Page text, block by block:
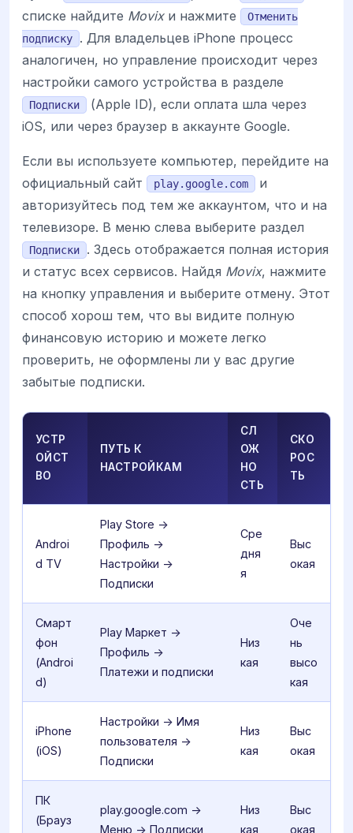
списке найдите Movixи нажмите
Отменить
подписку
. Для владельцев iPhone процесс
аналогичен, но управление происходит через
настройки самого устройства в разделе
Подписки
(Apple ID), если оплата шла через
iOS, или через браузер в аккаунте Google.
Если вы используете компьютер, перейдите на
официальный сайт
play.google.com
и
авторизуйтесь под тем же аккаунтом, что и на
телевизоре. В меню слева выберите раздел
Подписки
. Здесь отображается полная история
и статус всех сервисов. Найдя Movix, нажмите
на кнопку управления и выберите отмену. Этот
способ хорош тем, что вы видите полную
финансовую историю и можете легко
проверить, не оформлены ли у вас другие
забытые подписки.
УСТР
ОЙСТ
ВО
ПУТЬ К
НАСТРОЙКАМ
СЛ
ОЖ
НО
СТЬ
СКО
РОС
ТЬ
Androi
d TV
Play Store ->
Профиль ->
Настройки ->
Подписки
Сре
дня
я
Выс
окая
Смарт
фон
(Androi
d)
Play Маркет ->
Профиль ->
Платежи и подписки
Низ
кая
Оче
нь
высо
кая
iPhone
(iOS)
Настройки -> Имя
пользователя ->
Подписки
Низ
кая
Выс
окая
ПК
(Брауз
play.google.com ->
Меню -> Подписки
Низ
кая
Выс
окая